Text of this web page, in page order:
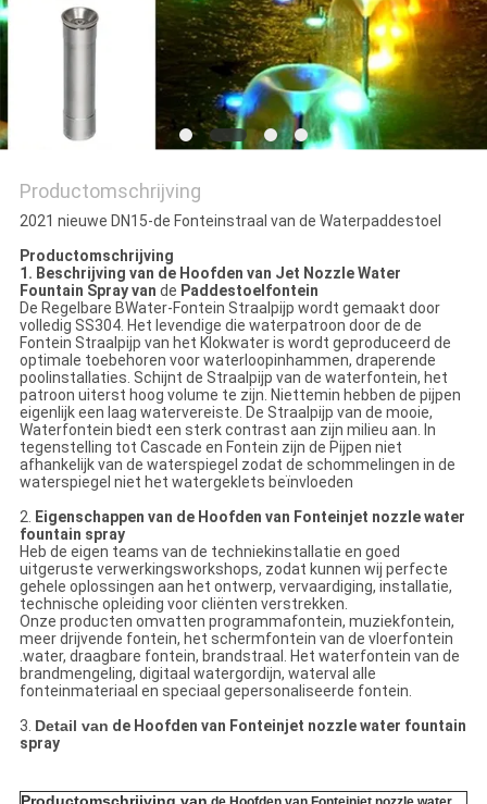
Productomschrijving
2021 nieuwe DN15-de Fonteinstraal van de Waterpaddestoel
Productomschrijving
1. Beschrijving van deHoofden van Jet Nozzle Water
Fountain Spray van de Paddestoel fontein
De Regelbare BWater-Fontein Straalpijp wordt gemaakt door
volledig SS304. Het levendige die waterpatroon door de de
Fontein Straalpijp van het Klokwateris wordt geproduceerd de
optimale toebehoren voor waterloopinhammen, draperende
poolinstallaties. Schijnt de Straalpijp van de waterfontein, het
patroon uiterst hoog volume te zijn. Niettemin hebben de pijpen
eigenlijk een laag watervereiste. De Straalpijp van de mooie,
Waterfontein biedt een sterk contrast aan zijn milieu aan. In
tegenstelling tot Cascade en Fontein zijn de Pijpen niet
afhankelijk van de waterspiegel zodat de schommelingen in de
waterspiegel niet het watergeklets beïnvloeden
2. Eigenschappen van de Hoofden van Fonteinjet nozzle water
fountain spray
Heb de eigen teams van de techniekinstallatie en goed
uitgeruste verwerkingsworkshops, zodat kunnen wij perfecte
gehele oplossingen aan het ontwerp, vervaardiging, installatie,
technische opleiding voor cliënten verstrekken.
Onze producten omvatten programmafontein, muziekfontein,
meer drijvende fontein, het schermfontein van de vloerfontein
.water, draagbare fontein, brandstraal. Het waterfontein van de
brandmengeling, digitaal watergordijn, waterval alle
fonteinmateriaal en speciaal gepersonaliseerde fontein.
3. Detail van de Hoofden van Fonteinjet nozzle water fountain
spray